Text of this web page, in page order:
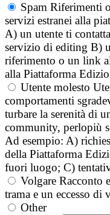
Spam Riferimenti
servizi estranei alla
A) un utente ti
servizio di editing B)
riferimento o un link
alla Piattaforma
Utente molesto
comportamenti
turbare la serenità di
community, perlopiù
Ad esempio: A)
della Piattaforma
fuori luogo; C)
Volgare Racconto
trama e un eccesso
Other